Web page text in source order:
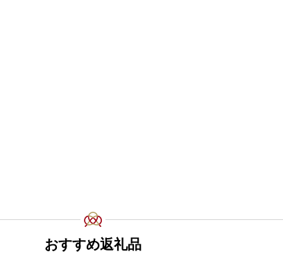
おすすめ返礼品